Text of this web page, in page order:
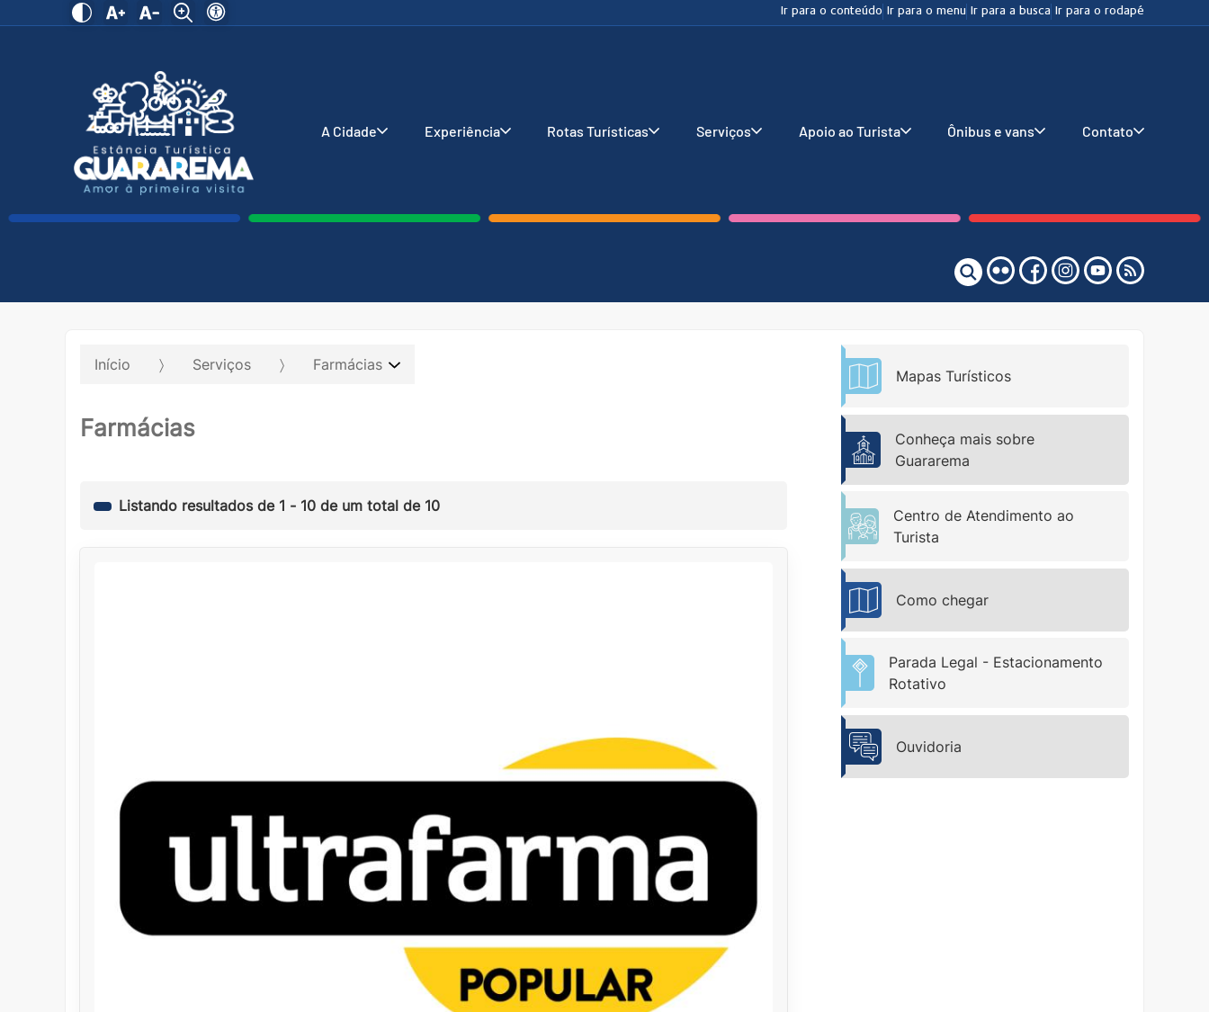
Ir para o conteúdo Ir para o menu Ir para a busca Ir para o rodapé
A Cidade Experiência Rotas Turísticas Serviços Apoio ao Turista Ônibus e vans Contato
Início Serviços Farmácias
Farmácias
Listando resultados de 1 - 10 de um total de 10
Mapas Turísticos
Conheça mais sobre
Guararema
Centro de Atendimento ao
Turista
Como chegar
Parada Legal - Estacionamento
Rotativo
Ouvidoria